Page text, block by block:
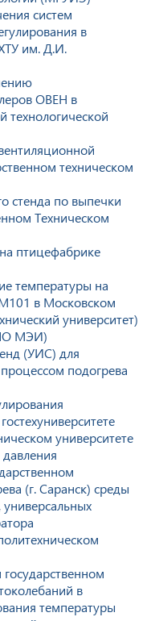
систем
в
им. Д.И.
ОВЕН в
технологической
техническом
стенда по выпечки
Техническом
птицефабрике
температуры на
в Московском
университет)
МЭИ)
(УИС) для
подогрева
университете
(г. Саранск) среды
в
температуры